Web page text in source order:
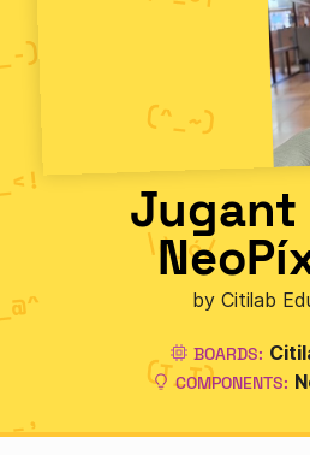
Jugant
by Citilab
BOARDS:
COMPONENTS: